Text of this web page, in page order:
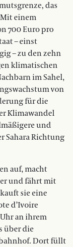
das
einem
700 Euro pro
– einst
– zu den zehn
klimatischen
im Sahel,
von
für die
Klimawandel
und
Sahara Richtung
auf, macht
und fährt mit
sie eine
d’Ivoire
an ihrem
über die
Dort füllt